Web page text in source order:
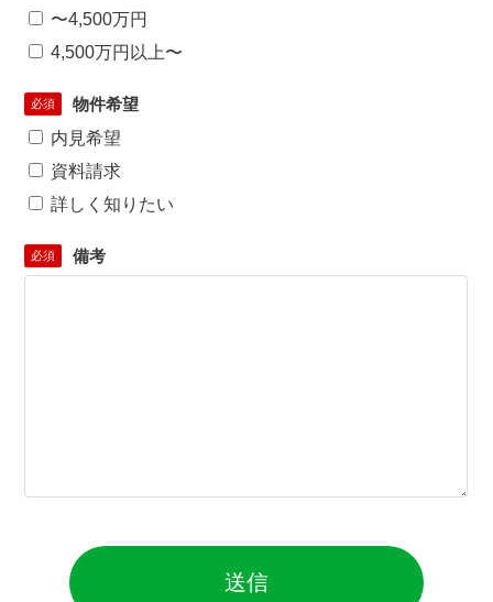
〜4,500万円
4,500万円以上〜
必須
物件希望
内見希望
資料請求
詳しく知りたい
必須 備考